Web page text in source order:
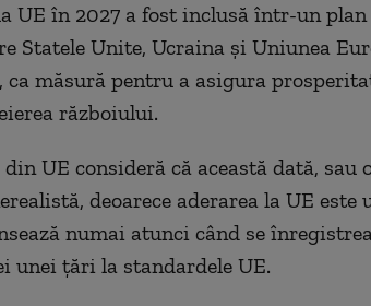
UE în 2027 a fost inclusă într-un plan
Statele Unite, Ucraina şi Uniunea
măsură pentru a asigura
războiului.
UE consideră că această dată, sau
deoarece aderarea la UE este
numai atunci când se
unei ţări la standardele UE.